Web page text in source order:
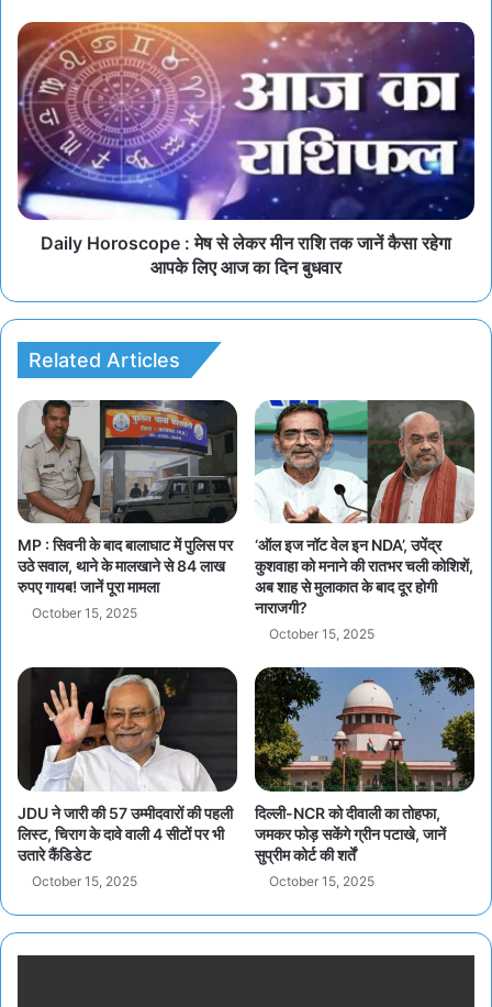
Daily Horoscope : मेष से लेकर मीन राशि तक जानें कैसा रहेगा
आपके लिए आज का दिन बुधवार
Related Articles
MP : सिवनी के बाद बालाघाट में पुलिस पर
उठे सवाल, थाने के मालखाने से 84 लाख
रुपए गायब! जानें पूरा मामला
October 15, 2025
‘ऑल इज नॉट वेल इन NDA’, उपेंद्र
कुशवाहा को मनाने की रातभर चली कोशिशें,
अब शाह से मुलाकात के बाद दूर होगी
नाराजगी?
October 15, 2025
JDU ने जारी की 57 उम्मीदवारों की पहली
लिस्ट, चिराग के दावे वाली 4 सीटों पर भी
उतारे कैंडिडेट
October 15, 2025
दिल्ली-NCR को दीवाली का तोहफा,
जमकर फोड़ सकेंगे ग्रीन पटाखे, जानें
सुप्रीम कोर्ट की शर्तें
October 15, 2025